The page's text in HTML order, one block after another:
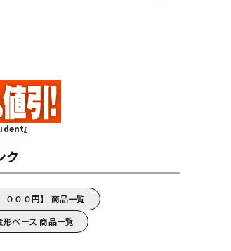
』
ク
０００円】 商品一覧
ベース 商品一覧